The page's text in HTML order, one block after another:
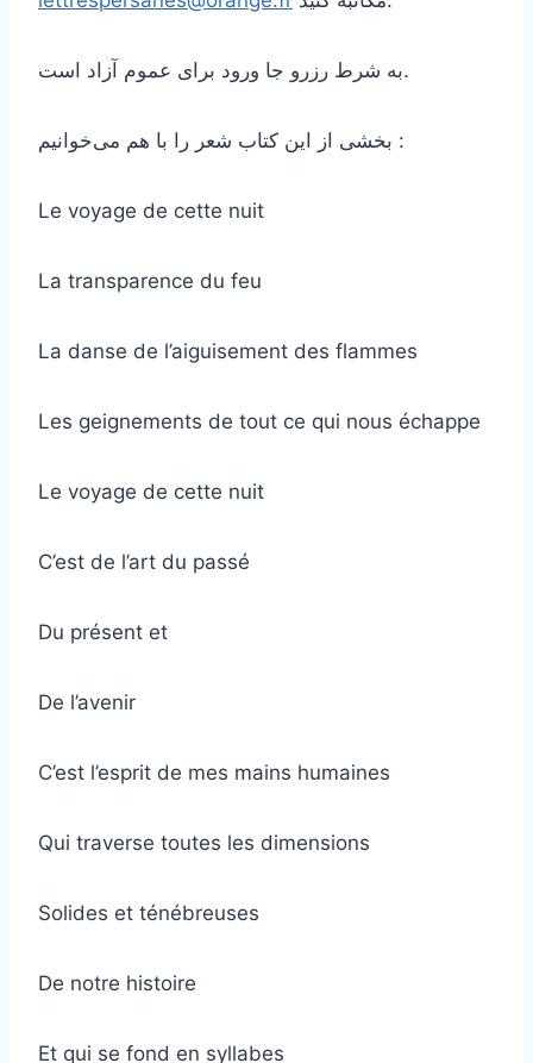
به شرط رزرو جا ورود برای عموم آزاد است.
بخشی از این کتاب شعر را با هم می‌خوانیم :
Le voyage de cette nuit
La transparence du feu
La danse de l’aiguisement des flammes
Les geignements de tout ce qui nous échappe
Le voyage de cette nuit
C’est de l’art du passé
Du présent et
De l’avenir
C’est l’esprit de mes mains humaines
Qui traverse toutes les dimensions
Solides et ténébreuses
De notre histoire
Et qui se fond en syllabes